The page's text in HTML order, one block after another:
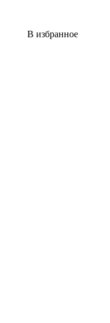
В избранное